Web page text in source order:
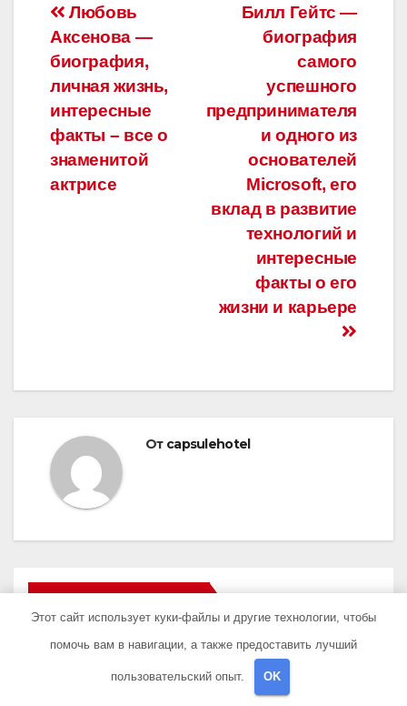
Навигация
по
записям
Билл Гейтс —
биография
самого
успешного
предпринимателя
и одного из
основателей
Microsoft, его
вклад в развитие
технологий и
интересные
факты о его
жизни и карьере
Любовь
Аксенова —
биография,
личная жизнь,
интересные
факты – все о
знаменитой
актрисе
От capsulehotel
ПОХОЖАЯ ЗАПИСЬ
Этот сайт использует куки-файлы и другие технологии, чтобы
помочь вам в навигации, а также предоставить лучший
пользовательский опыт. OK